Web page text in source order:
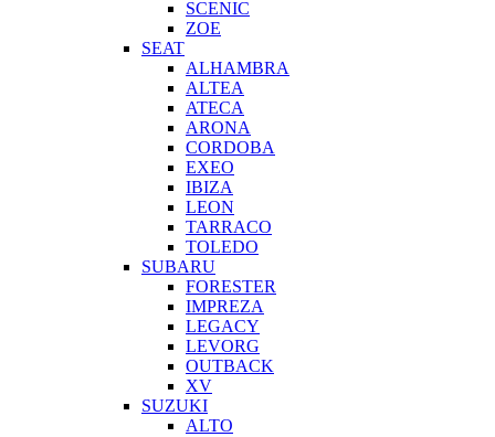
SCENIC
ZOE
SEAT
ALHAMBRA
ALTEA
ATECA
ARONA
CORDOBA
EXEO
IBIZA
LEON
TARRACO
TOLEDO
SUBARU
FORESTER
IMPREZA
LEGACY
LEVORG
OUTBACK
XV
SUZUKI
ALTO